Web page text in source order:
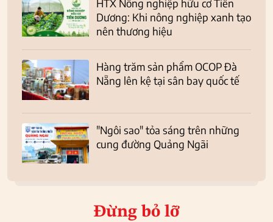
HTX Nông nghiệp hữu cơ Tiên
Dương: Khi nông nghiệp xanh tạo
nên thương hiệu
Hàng trăm sản phẩm OCOP Đà
Nẵng lên kệ tại sân bay quốc tế
"Ngôi sao" tỏa sáng trên những
cung đường Quảng Ngãi
Đừng bỏ lỡ